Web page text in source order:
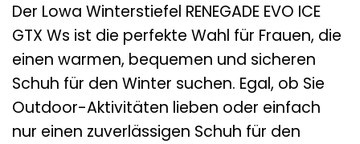
Der Lowa Winterstiefel RENEGADE EVO ICE
GTX Ws ist die perfekte Wahl für Frauen, die
einen warmen, bequemen und sicheren
Schuh für den Winter suchen. Egal, ob Sie
Outdoor-Aktivitäten lieben oder einfach
nur einen zuverlässigen Schuh für den